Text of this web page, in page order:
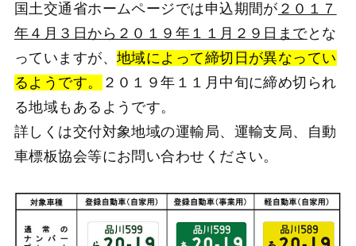
国土交通省ホームページでは申込期間が ２０１７
年４月３日から２０１９年１１月２９日までとな
っていますが、 地域によって締切日が異なってい
るようです。
２０１９年１１月中旬に締め切られ
る地域もあるようです。
詳しくは交付対象地域の運輸局、運輸支局、自動
車標板協会等にお問い合わせください。